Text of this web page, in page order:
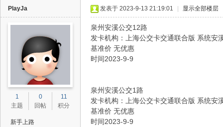
PlayJa
1
主题
0
回帖
11
积分
新手上路
发表于 2023-9-13 21:19:01 显示全部楼层
泉州安溪公交12路
发卡机构：上海公交卡交通联合版 系统安
基准价 无优惠
时间2023-9-9
泉州安溪公交1路
发卡机构：上海公交卡交通联合版 系统安
基准价 无优惠
时间2023-9-9